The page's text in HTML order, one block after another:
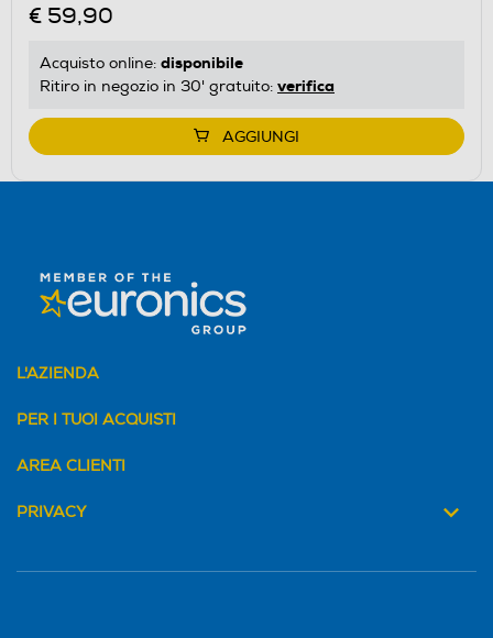
€ 59,90
Acquisto online: disponibile
Ritiro in negozio in 30' gratuito: verifica
AGGIUNGI
L'AZIENDA
PER I TUOI ACQUISTI
AREA CLIENTI
PRIVACY